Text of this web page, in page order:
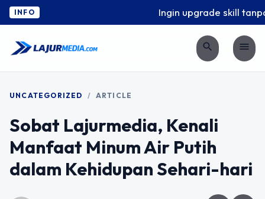
INFO Ingin upgrade skill
search menu
UNCATEGORIZED / ARTICLE
Sobat Lajurmedia, Kenali
Manfaat Minum Air Putih
dalam Kehidupan Sehari-hari